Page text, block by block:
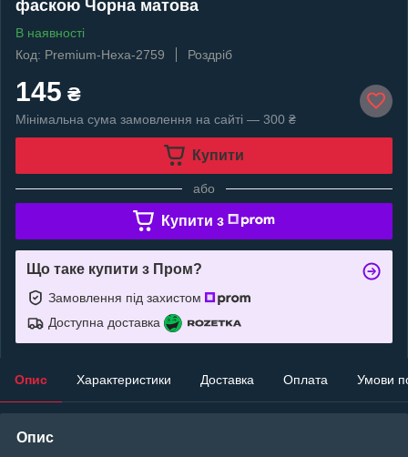
фаскою Чорна матова
В наявності
Код: Premium-Hexa-2759
Роздріб
145 ₴
Мінімальна сума замовлення на сайті — 300 ₴
Купити
або
Купити з
Що таке купити з Пром?
Замовлення під захистом
Доступна доставка
Опис Характеристики Доставка Оплата Умови
Опис